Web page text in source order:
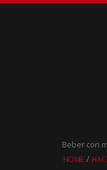
Beber con
HOME /